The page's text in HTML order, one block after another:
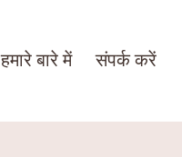
हमारे बारे में संपर्क करें